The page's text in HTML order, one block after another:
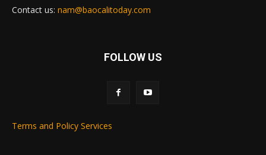
Contact us: nam@baocalitoday.com
FOLLOW US
Terms and Policy Services